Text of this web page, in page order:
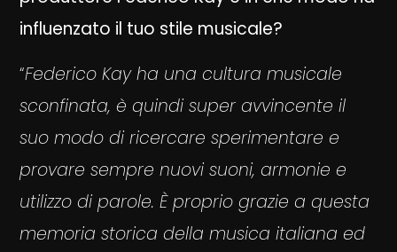
influenzato il tuo stile musicale?
“Federico Kay ha una cultura musicale
sconfinata, è quindi super avvincente il
suo modo di ricercare sperimentare e
provare sempre nuovi suoni, armonie e
utilizzo di parole. È proprio grazie a questa
memoria storica della musica italiana ed